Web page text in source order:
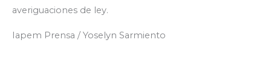
averiguaciones de ley.
Iapem Prensa / Yoselyn Sarmiento